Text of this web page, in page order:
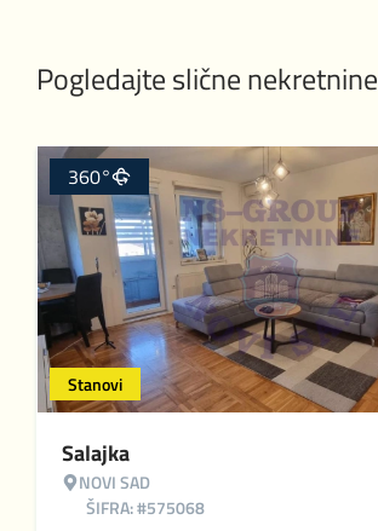
Pogledajte slične nekretnine
Stanovi
360°
Salajka
NOVI SAD
ŠIFRA: #575068